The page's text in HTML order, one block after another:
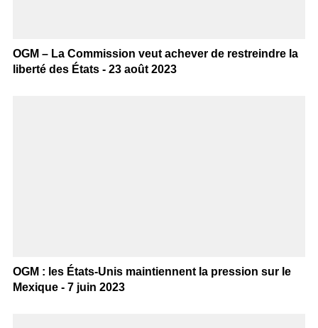
OGM – La Commission veut achever de restreindre la
liberté des États - 23 août 2023
OGM : les États-Unis maintiennent la pression sur le
Mexique - 7 juin 2023